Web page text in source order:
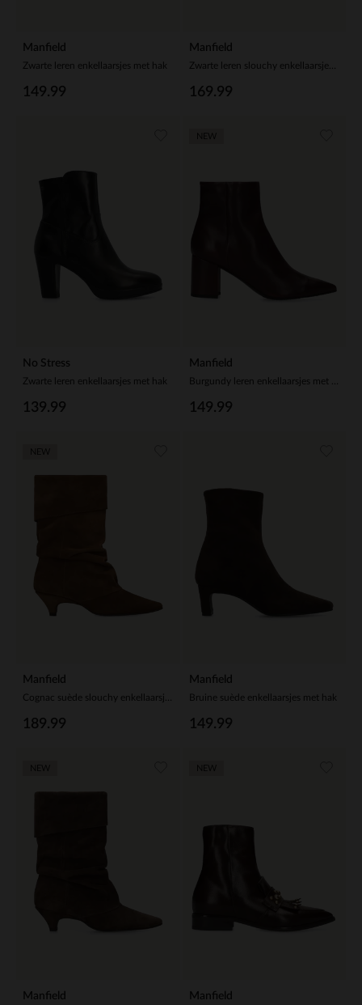
Manfield
Zwarte leren enkellaarsjes met hak
149.99
Manfield
169.99
No Stress
Zwarte leren enkellaarsjes met hak
139.99
Manfield
149.99
Manfield
189.99
Manfield
Bruine suède enkellaarsjes met hak
149.99
Manfield Manfield